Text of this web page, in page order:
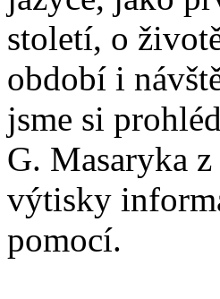
století, o
období i
jsme si
G. Masaryka
výtisky
pomocí.